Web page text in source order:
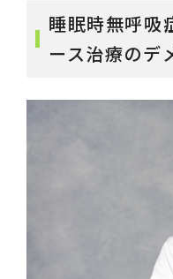
睡眠時無呼吸
ース治療のデ